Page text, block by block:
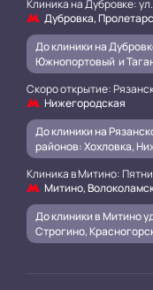
Клиника на Дубровке:
Дубровка,
До клиники на
Южнопортовый и
Скоро открытие:
Нижегородская
До клиники на
районов: Хохловка,
Клиника в Митино:
Митино,
До клиники в Митино
Строгино,